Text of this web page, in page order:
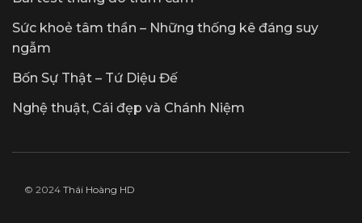
Sức khoẻ tâm thần – Những thống kê đáng suy
ngẫm
Bốn Sự Thật – Tứ Diệu Đế
Nghệ thuật, Cái đẹp và Chánh Niệm
© 2024 Thái Hoàng HD